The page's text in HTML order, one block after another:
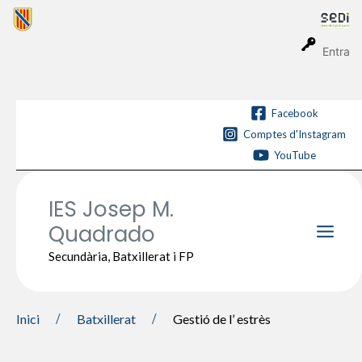
Entra
Vés
Facebook
Comptes d'Instagram
YouTube
IES Josep M.
Quadrado
Secundària, Batxillerat i FP
Inici Batxillerat Gestió de l’ estrès